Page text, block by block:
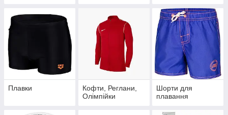
Плавки
Кофти, Реглани,
Олімпійки
Шорти для
плавання